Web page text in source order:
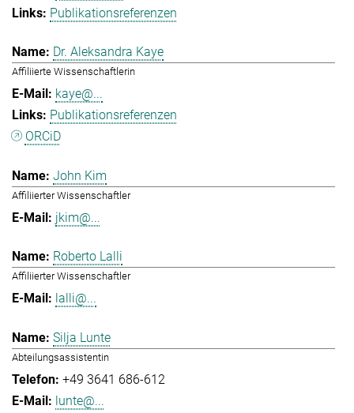
Publikationsreferenzen
Dr. Aleksandra Kaye
Affiliierte Wissenschaftlerin
kaye@...
Publikationsreferenzen
ORCiD
John Kim
Affiliierter Wissenschaftler
jkim@...
Roberto Lalli
Affiliierter Wissenschaftler
lalli@...
Silja Lunte
Abteilungsassistentin
+49 3641 686-612
lunte@...